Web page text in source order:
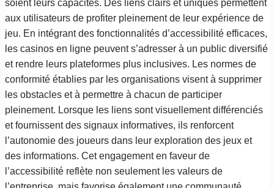
soient leurs capacités. Des liens clairs et uniques permettent
aux utilisateurs de profiter pleinement de leur expérience de
jeu. En intégrant des fonctionnalités d’accessibilité efficaces,
les casinos en ligne peuvent s’adresser à un public diversifié
et rendre leurs plateformes plus inclusives. Les normes de
conformité établies par les organisations visent à supprimer
les obstacles et à permettre à chacun de participer
pleinement. Lorsque les liens sont visuellement différenciés
et fournissent des signaux informatives, ils renforcent
l’autonomie des joueurs dans leur exploration des jeux et
des informations. Cet engagement en faveur de
l’accessibilité reflète non seulement les valeurs de